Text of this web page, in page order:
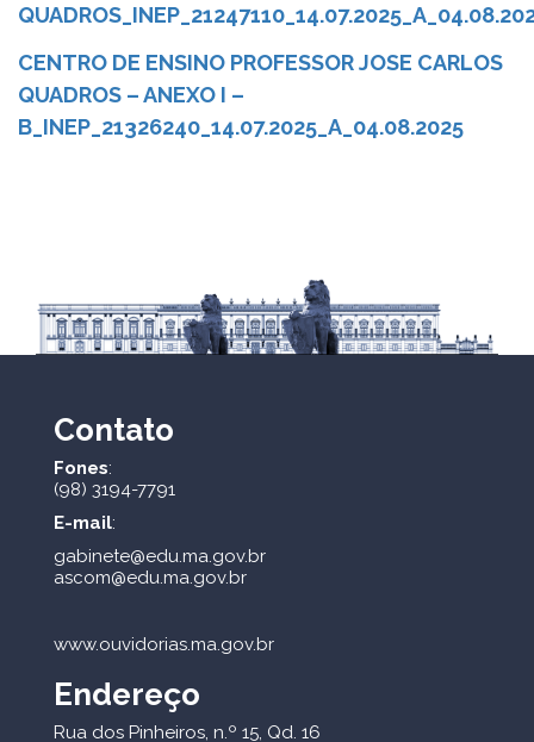
CENTRO DE ENSINO PROFESSOR JOSE CARLOS
QUADROS – ANEXO I –
B_INEP_21326240_14.07.2025_A_04.08.2025
Contato
Fones:
(98) 3194-7791
E-mail:
gabinete@edu.ma.gov.br
ascom@edu.ma.gov.br
www.ouvidorias.ma.gov.br
Endereço
Rua dos Pinheiros, n.º 15, Qd. 16